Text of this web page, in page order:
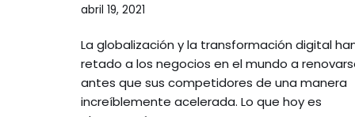
abril 19, 2021
La globalización y la transformación digital
retado a los negocios en el mundo a
antes que sus competidores de una manera
increíblemente acelerada. Lo que hoy es